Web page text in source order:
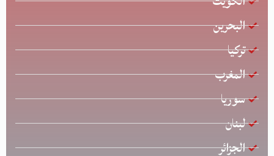
البحرين
تركيا
المغرب
سوريا
لبنان
الجزائر